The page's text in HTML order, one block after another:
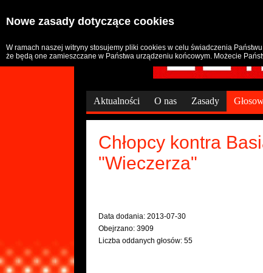
Aktualności O nas Zasady
Chłopcy kontra
"Wieczerza"
Data dodania: 2013-07-30
Obejrzano: 3909
Liczba oddanych głosów: 55
Nowe zasady dotyczące cookies
W ramach naszej witryny stosujemy pliki cookies w celu świadczenia
że będą one zamieszczane w Państwa urządzeniu końcowym. Możecie